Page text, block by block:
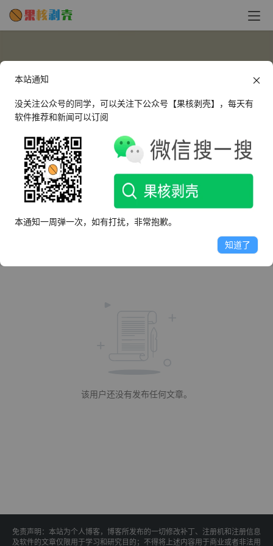
DJ-Cracker
这个人很懒，什么都没有留下～
该用户还没有发布任何文章。
免责声明：本站为个人博客，博客所发布的一切修改补丁、注册机和注册信息
及软件的文章仅限用于学习和研究目的；不得将上述内容用于商业或者非法用
本站通知
没关注公众号的同学，可以关注下公众号【果核剥壳】，每天有
软件推荐和新闻可以订阅
本通知一周弹一次，如有打扰，非常抱歉。
知道了